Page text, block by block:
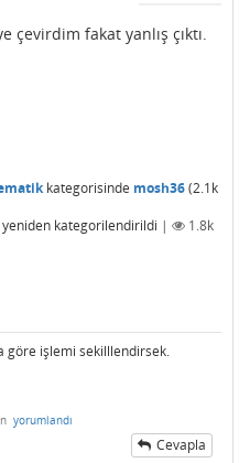
fakat yanlış çıktı.
kategorisinde mosh36(2.1k
yeniden kategorilendirildi |
1.8k
göre işlemi sekilllendirsek.
yorumlandı
Cevapla